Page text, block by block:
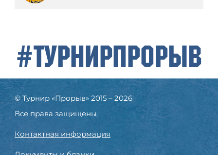
#ТурнирПрорыв
© Турнир «Прорыв» 2015 – 2026
Все права защищены
Контактная информация